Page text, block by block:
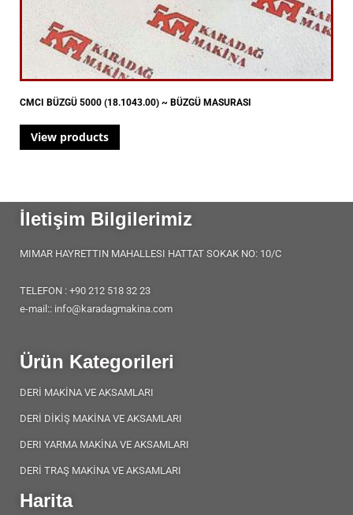
CMCI BÜZGÜ 5000 (18.1043.00) ~ BÜZGÜ MASURASI
View products
İletişim Bilgilerimiz
MIMAR HAYRETTIN MAHALLESI HATTAT SOKAK NO: 10/C
TELEFON : +90 212 518 32 23
e-mail:: info@karadagmakina.com
Ürün Kategorileri
DERİ MAKİNA VE AKSAMLARI
DERİ DİKİŞ MAKİNA VE AKSAMLARI
DERI YARMA MAKİNA VE AKSAMLARI
DERİ TRAŞ MAKİNA VE AKSAMLARI
Harita